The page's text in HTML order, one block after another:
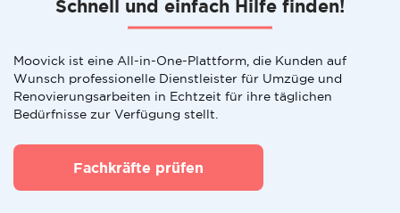
Schnell und einfach Hilfe finden!
Moovick ist eine All-in-One-Plattform, die Kunden auf
Wunsch professionelle Dienstleister für Umzüge und
Renovierungsarbeiten in Echtzeit für ihre täglichen
Bedürfnisse zur Verfügung stellt.
Fachkräfte prüfen